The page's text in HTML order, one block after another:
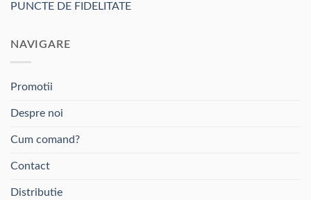
PUNCTE DE FIDELITATE
NAVIGARE
Promotii
Despre noi
Cum comand?
Contact
Distributie